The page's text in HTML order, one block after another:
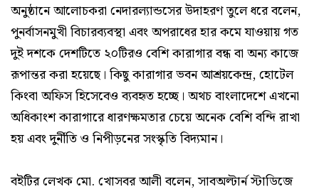
অনুষ্ঠানে আলোচকরা নেদারল্যান্ডসের উদাহরণ তুলে ধরে বলেন,
পুনর্বাসনমুখী বিচারব্যবস্থা এবং অপরাধের হার কমে যাওয়ায় গত
দুই দশকে দেশটিতে ২০টিরও বেশি কারাগার বন্ধ বা অন্য কাজে
রূপান্তর করা হয়েছে। কিছু কারাগার ভবন আশ্রয়কেন্দ্র, হোটেল
কিংবা অফিস হিসেবেও ব্যবহৃত হচ্ছে। অথচ বাংলাদেশে এখনো
অধিকাংশ কারাগারে ধারণক্ষমতার চেয়ে অনেক বেশি বন্দি রাখা
হয় এবং দুর্নীতি ও নিপীড়নের সংস্কৃতি বিদ্যমান।
বইটির লেখক মো. খোসবর আলী বলেন, সাবঅল্টার্ন স্টাডিজে